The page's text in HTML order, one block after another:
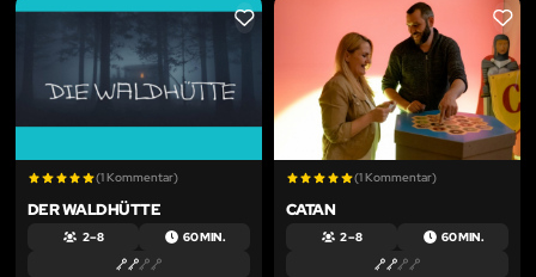
LIKE
(1 Kommentar)
DER WALDHÜTTE
2 – 8 60 MIN.
LIKE
(1 Kommentar)
CATAN
2 – 8 60 MIN.